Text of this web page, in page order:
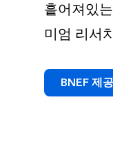
흩어져있
미엄 리서
BNEF 제